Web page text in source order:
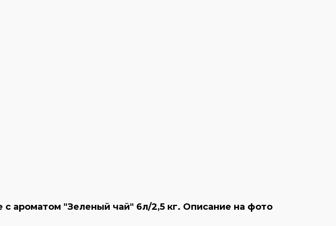
ароматом "Зеленый чай" 6л/2,5 кг. Описание на фото